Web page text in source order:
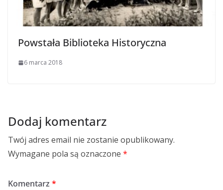
Powstała Biblioteka Historyczna
6 marca 2018
Dodaj komentarz
Twój adres email nie zostanie opublikowany.
Wymagane pola są oznaczone *
Komentarz *